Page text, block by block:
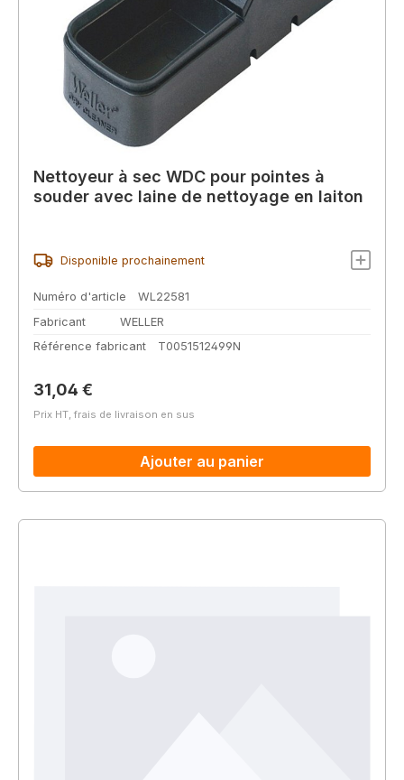
Nettoyeur à sec WDC pour pointes à
souder avec laine de nettoyage en laiton
Disponible prochainement
Numéro d'article
WL22581
Fabricant
WELLER
Référence fabricant
T0051512499N
Prix régulier :
31,04 €
Prix HT, frais de livraison en sus
Ajouter au panier